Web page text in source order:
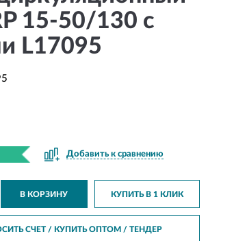
15-50/130 с
L17095
Добавить к сравнению
В КОРЗИНУ КУПИТЬ В 1 КЛИК
СЧЕТ / КУПИТЬ ОПТОМ/ ТЕНДЕР